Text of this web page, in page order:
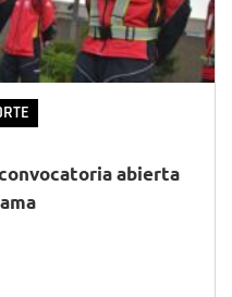
abierta